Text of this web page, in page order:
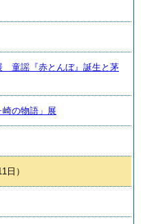
童謡『赤とんぼ』誕生と茅
の物語」展
日）